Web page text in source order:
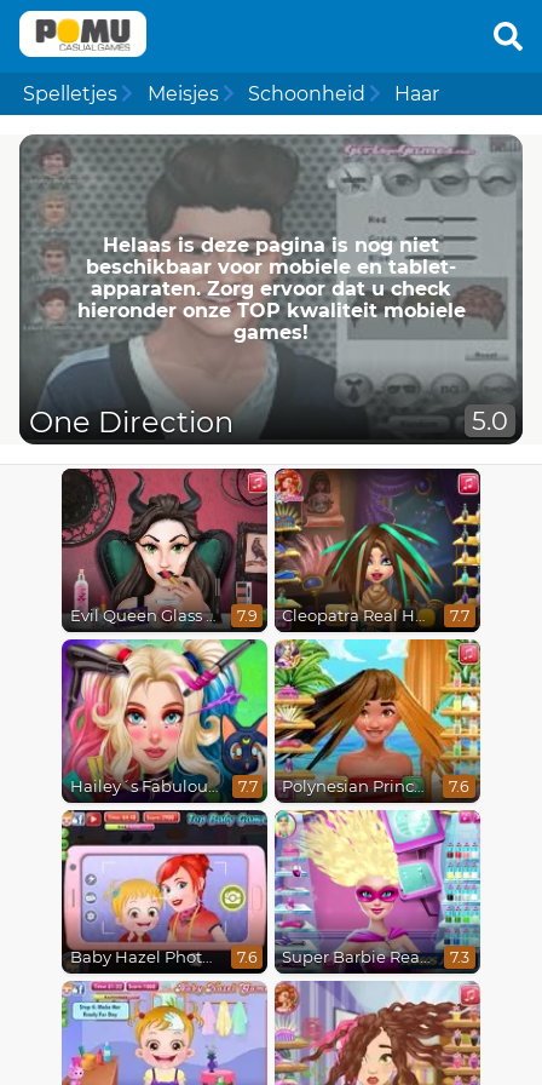
Spelletjes Meisjes Schoonheid Haar
Helaas is deze pagina is nog niet
beschikbaar voor mobiele en tablet-
apparaten. Zorg ervoor dat u check
hieronder onze TOP kwaliteit mobiele
games!
One Direction 5.0
Evil Queen Glass Skin Routine #Influencer 7.9 Cleopatra Real Haircuts 7.7
Hailey´s Fabulous Hairstyle Challenge 7.7 Polynesian Princess Real Haircuts 7.6
Baby Hazel Photoshoot 7.6 Super Barbie Real Haircuts 7.3